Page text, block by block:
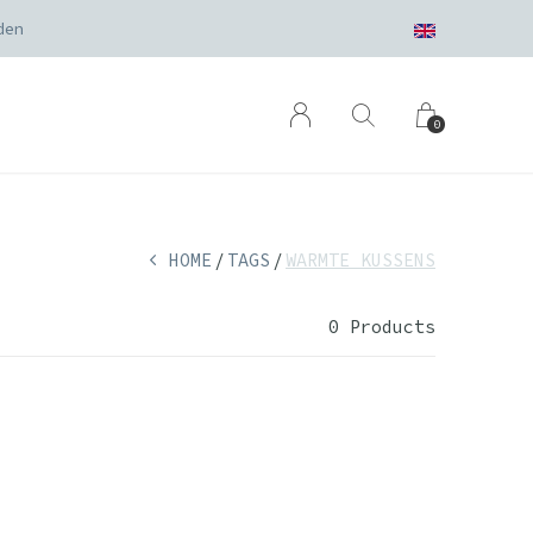
0
HOME TAGS WARMTE KUSSENS
0 Products